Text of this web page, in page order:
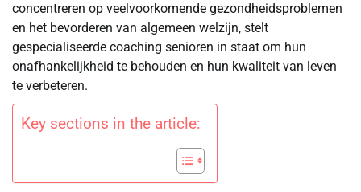
concentreren op veelvoorkomende gezondheidsproblemen
en het bevorderen van algemeen welzijn, stelt
gespecialiseerde coaching senioren in staat om hun
onafhankelijkheid te behouden en hun kwaliteit van leven
te verbeteren.
Key sections in the article: